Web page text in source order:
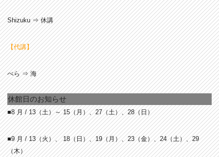
Shizuku ⇒ 休講
【代講】
ぺら ⇒ 海
休館日のお知らせ
■8 月 / 13（土）～ 15（月）、27（土）、28（日）
■9 月 / 13（火）、 18（日）、19（月）、23（金）、24（土）、29
（木）